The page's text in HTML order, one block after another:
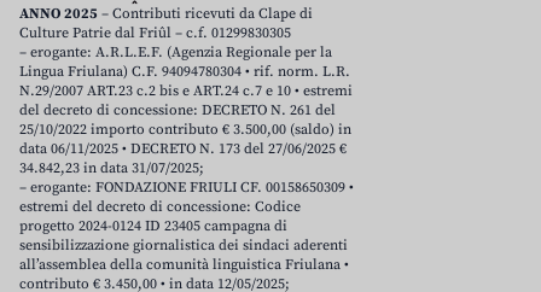
ANNO 2025 – Contributi ricevuti da Clape di
Culture Patrie dal Friûl – c.f. 01299830305
– erogante: A.R.L.E.F. (Agenzia Regionale per la
Lingua Friulana) C.F. 94094780304 • rif. norm. L.R.
N.29/2007 ART.23 c.2 bis e ART.24 c.7 e 10 • estremi
del decreto di concessione: DECRETO N. 261 del
25/10/2022 importo contributo € 3.500,00 (saldo) in
data 06/11/2025 • DECRETO N. 173 del 27/06/2025 €
34.842,23 in data 31/07/2025;
– erogante: FONDAZIONE FRIULI CF. 00158650309 •
estremi del decreto di concessione: Codice
progetto 2024-0124 ID 23405 campagna di
sensibilizzazione giornalistica dei sindaci aderenti
all’assemblea della comunità linguistica Friulana •
contributo € 3.450,00 • in data 12/05/2025;